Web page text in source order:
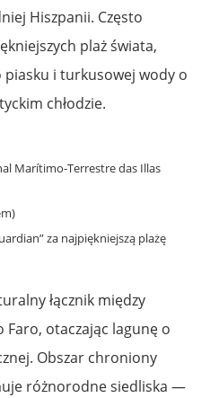
Hiszpanii. Często
plaż świata,
piasku i turkusowej wody o
chłodzie.
Marítimo-Terrestre das Illas
za najpiękniejszą plażę
łącznik między
otaczając lagunę o
Obszar chroniony
różnorodne siedliska —